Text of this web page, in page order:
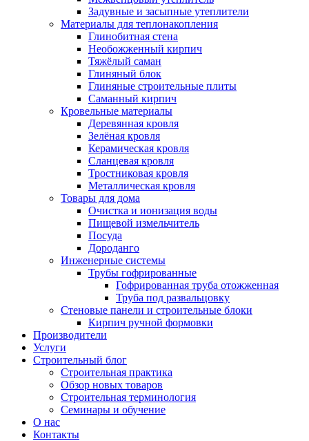
Задувные и засыпные утеплители
Материалы для теплонакопления
Глинобитная стена
Необожженный кирпич
Тяжёлый саман
Глиняный блок
Глиняные строительные плиты
Саманный кирпич
Кровельные материалы
Деревянная кровля
Зелёная кровля
Керамическая кровля
Сланцевая кровля
Тростниковая кровля
Металлическая кровля
Товары для дома
Очистка и ионизация воды
Пищевой измельчитель
Посуда
Дороданго
Инженерные системы
Трубы гофрированные
Гофрированная труба отожженная
Труба под развальцовку
Стеновые панели и строительные блоки
Кирпич ручной формовки
Производители
Услуги
Строительный блог
Строительная практика
Обзор новых товаров
Строительная терминология
Семинары и обучение
О нас
Контакты